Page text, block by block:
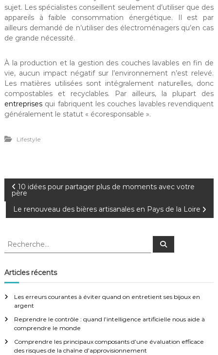
sujet. Les spécialistes conseillent seulement d’utiliser que des
appareils à faible consommation énergétique. Il est par
ailleurs demandé de n’utiliser des électroménagers qu’en cas
de grande nécessité.
À la production et la gestion des couches lavables en fin de
vie, aucun impact négatif sur l’environnement n’est relevé.
Les matières utilisées sont intégralement naturelles, donc
compostables et recyclables. Par ailleurs, la plupart des
entreprisesqui fabriquent les couches lavables revendiquent
généralement le statut « écoresponsable ».
Lifestyle
N
i
g
a
t
i
10 idées pour partager plus de moments avec votre
père
Le renouveau des bières artisanales en Pays de la Loire
R
h
e
c
e
:
R
c
e
r
Articles récents
Les erreurs courantes à éviter quand on entretient ses bijoux en
argent
Reprendre le contrôle : quand l’intelligence artificielle nous aide à
comprendre le monde
Comprendre les principaux composants d’une évaluation efficace
des risques de la chaîne d’approvisionnement